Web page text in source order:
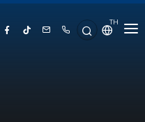
TH